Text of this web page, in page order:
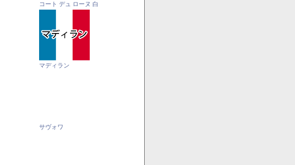
コート デュ ローヌ 白
マディラン
サヴォワ